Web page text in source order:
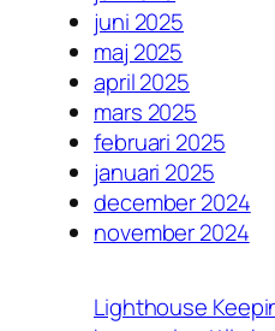
juni 2025
maj 2025
april 2025
mars 2025
februari 2025
januari 2025
december 2024
november 2024
Lighthouse